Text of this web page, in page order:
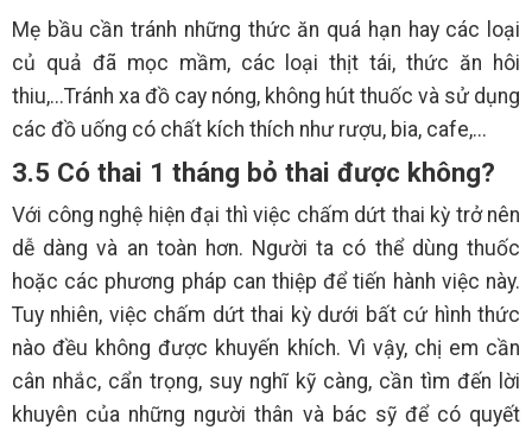
Mẹ bầu cần tránh những thức ăn quá hạn hay các loại
củ quả đã mọc mầm, các loại thịt tái, thức ăn hôi
thiu,...Tránh xa đồ cay nóng, không hút thuốc và sử dụng
các đồ uống có chất kích thích như rượu, bia, cafe,...
3.5 Có thai 1 tháng bỏ thai được không?
Với công nghệ hiện đại thì việc chấm dứt thai kỳ trở nên
dễ dàng và an toàn hơn. Người ta có thể dùng thuốc
hoặc các phương pháp can thiệp để tiến hành việc này.
Tuy nhiên, việc chấm dứt thai kỳ dưới bất cứ hình thức
nào đều không được khuyến khích. Vì vậy, chị em cần
cân nhắc, cẩn trọng, suy nghĩ kỹ càng, cần tìm đến lời
khuyên của những người thân và bác sỹ để có quyết